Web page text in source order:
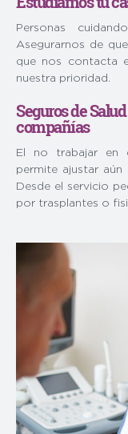
Personas
Asegurarnos de
que nos contacta
nuestra prioridad.
Seguros de
compañías
El no trabajar en
permite ajustar
Desde el servicio
por trasplantes o